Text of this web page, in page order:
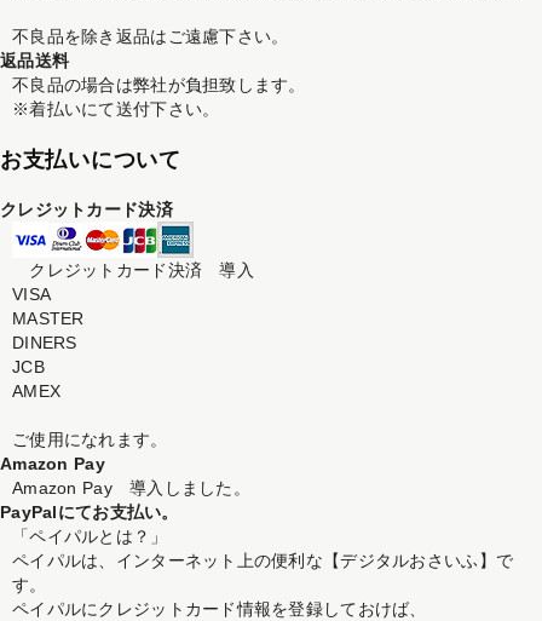
不良品を除き返品はご遠慮下さい。
返品送料
不良品の場合は弊社が負担致します。
※着払いにて送付下さい。
お支払いについて
クレジットカード決済
クレジットカード決済 導入
VISA
MASTER
DINERS
JCB
AMEX
ご使用になれます。
Amazon Pay
Amazon Pay 導入しました。
PayPalにてお支払い。
「ペイパルとは？」
ペイパルは、インターネット上の便利な【デジタルおさいふ】で
す。
ペイパルにクレジットカード情報を登録しておけば、